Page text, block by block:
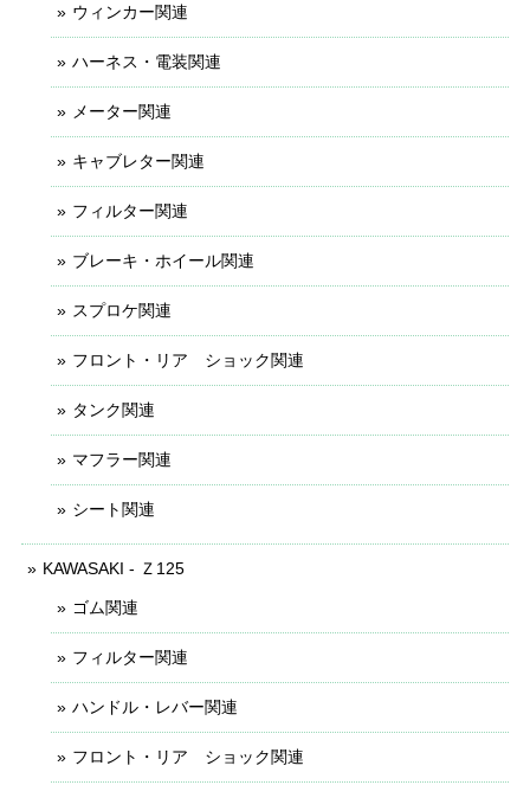
ウィンカー関連
ハーネス・電装関連
メーター関連
キャブレター関連
フィルター関連
ブレーキ・ホイール関連
スプロケ関連
フロント・リア ショック関連
タンク関連
マフラー関連
シート関連
KAWASAKI - Ｚ125
ゴム関連
フィルター関連
ハンドル・レバー関連
フロント・リア ショック関連